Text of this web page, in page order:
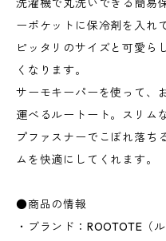
洗濯機で丸洗いできる簡易
ーポケットに保冷剤を入れ
ピッタリのサイズと可愛ら
くなります。
サーモキーパーを使って、
運べるルートート。スリム
プファスナーでこぼれ落ち
ムを快適にしてくれます。
●商品の情報
・ブランド：ROOTOTE（